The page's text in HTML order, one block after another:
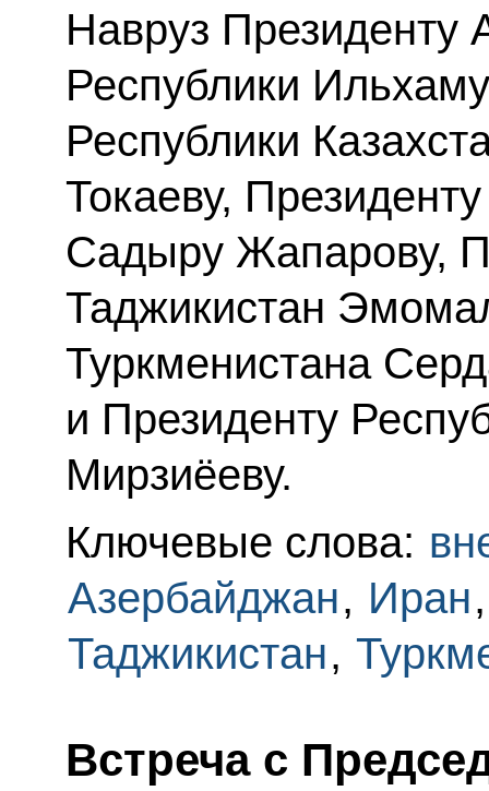
Навруз Президенту
Республики
Республики
Токаеву,
Садыру Жапарову,
Таджикистан
Туркменистана
и Президенту
Мирзиёеву.
Ключевые слова:
Азербайджан, Иран
Таджикистан,
Встреча с